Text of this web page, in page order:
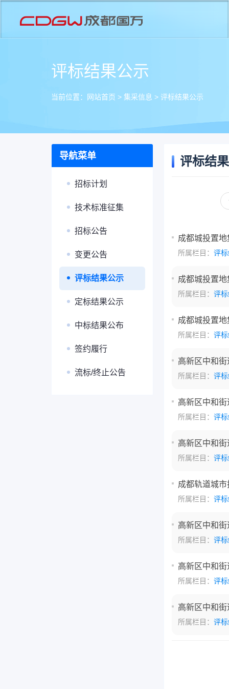
评标结果公示
当前位置： 网站首页 > 集采信息 > 评标结果公示
导航菜单
招标计划
技术标准征集
招标公告
变更公告
评标结果公示
定标结果公示
中标结果公布
签约履行
流标/终止公告
评标结
成都城投置
所属栏目： 评
成都城投置
所属栏目： 评
成都城投置
所属栏目： 评
高新区中和
所属栏目： 评
高新区中和
所属栏目： 评
高新区中和
所属栏目： 评
成都轨道城
所属栏目： 评
高新区中和
所属栏目： 评
高新区中和
所属栏目： 评
高新区中和
所属栏目： 评